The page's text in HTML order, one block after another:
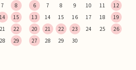
7
8
14
15
21
22
28
29
6
7 8 9 10 11
12
13
14 15 16 17 18
19
20
21 22 23 24 25
26
27
28 29 30